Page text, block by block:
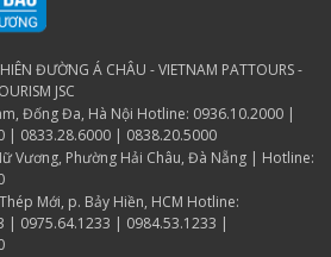
ĐƯỜNG Á CHÂU - VIETNAM PATTOURS -
JSC
Đống Đa, Hà Nội Hotline: 0936.10.2000 |
| 0833.28.6000 | 0838.20.5000
Vương, Phường Hải Châu, Đà Nẵng | Hotline:
Mới, p. Bảy Hiền, HCM Hotline:
| 0975.64.1233 | 0984.53.1233 |